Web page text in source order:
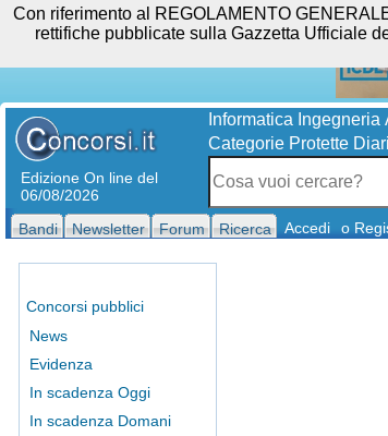
Edizione On line del
06/08/2026
Informatica Ingegneria
Categorie Protette Diari
Bandi Newsletter Forum Ricerca Accedi o
Concorsi pubblici
News
Evidenza
In scadenza Oggi
In scadenza Domani
Con riferimento al REGOLAMENTO
rettifiche pubblicate sulla Gazzetta Ufficiale